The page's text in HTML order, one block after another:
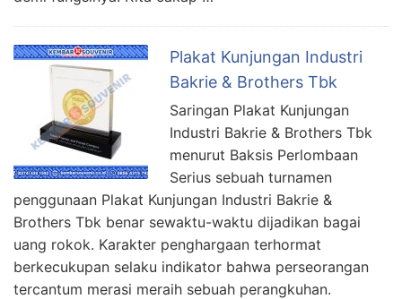
Plakat Kunjungan Industri
Bakrie & Brothers Tbk
Saringan Plakat Kunjungan
Industri Bakrie & Brothers Tbk
menurut Baksis Perlombaan
Serius sebuah turnamen
penggunaan Plakat Kunjungan Industri Bakrie &
Brothers Tbk benar sewaktu-waktu dijadikan bagai
uang rokok. Karakter penghargaan terhormat
berkecukupan selaku indikator bahwa perseorangan
tercantum merasi meraih sebuah perangkuhan.